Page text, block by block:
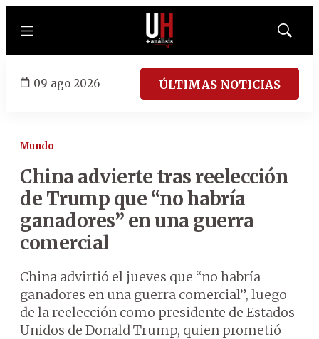
Menú
Mostrar
09 ago 2026 ÚLTIMAS NOTICIAS
Mundo
China advierte tras reelección
de Trump que “no habría
ganadores” en una guerra
comercial
China advirtió el jueves que “no habría
ganadores en una guerra comercial”, luego
de la reelección como presidente de Estados
Unidos de Donald Trump, quien prometió